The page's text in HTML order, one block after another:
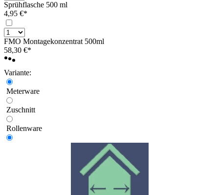
Sprühflasche 500 ml
4,95 €*
FMO Montagekonzentrat 500ml
58,30 €*
Variante:
Meterware
Zuschnitt
Rollenware